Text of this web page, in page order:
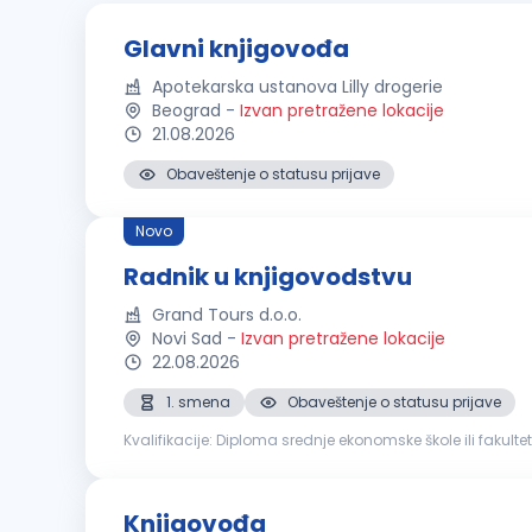
Glavni knjigovođa
Apotekarska ustanova Lilly drogerie
Beograd - Izvan pretražene lokacije
21.08.2026
Obaveštenje o statusu prijave
Novo
Radnik u knjigovodstvu
Grand Tours d.o.o.
Novi Sad - Izvan pretražene lokacije
22.08.2026
1. smena
Obaveštenje o statusu prijave
Kvalifikacije: Diploma srednje ekonomske škole ili fakulteta iz oblasti finansija, ekonomije ili računovodstva Iskustvo u radu na poslovima knjigovodstva ili računovodstva je poželjno
Knjigovođa